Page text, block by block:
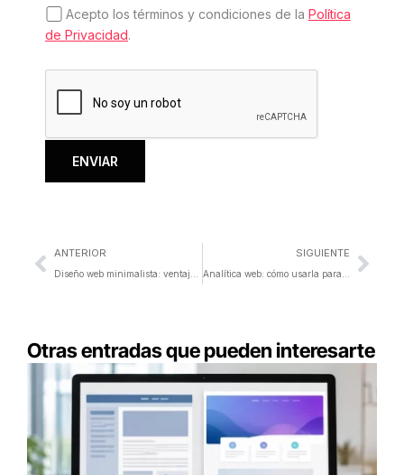
Acepto los términos y condiciones de la Política
de Privacidad.
AntANTERIOR SIGUIENTE
Otras entradas que pueden interesarte